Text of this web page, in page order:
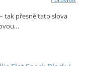
tak přesně tato slova